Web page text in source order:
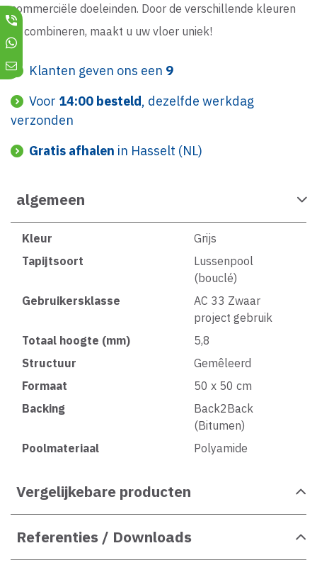
commerciële doeleinden. Door de verschillende kleuren
te combineren, maakt u uw vloer uniek!
Klanten geven ons een 9
Voor 14:00 besteld, dezelfde werkdag
verzonden
Gratis afhalen in Hasselt (NL)
algemeen
Kleur
Grijs
Tapijtsoort
Lussenpool
(bouclé)
Gebruikersklasse
AC 33 Zwaar
project gebruik
Totaal hoogte (mm)
5,8
Structuur
Gemêleerd
Formaat
50 x 50 cm
Backing
Back2Back
(Bitumen)
Poolmateriaal
Polyamide
Vergelijkebare producten
Referenties / Downloads